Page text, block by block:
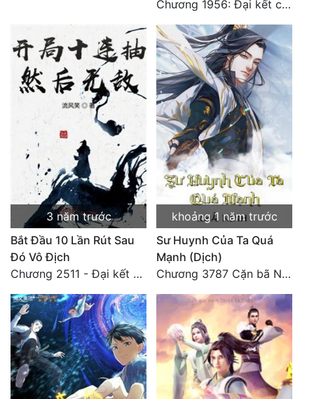
Truyện Nữ
Vô Địch Lưu
Xây Dựng Thế Lực
Đam Mỹ
Đẹp Hiệp
Tính Cách Nhân Vật :
Cơ Trí
Sát Phạt Quyết Đoán
Vô Sỉ
Điềm Đạm
Chương 1956: Đại kết cục
3 năm trước
Bắt Đầu 10 Lần Rút Sau
Đó Vô Địch
Chương 2511 - Đại kết cục, Phiên ngoại thiên: Chư thiên quy nhất giới, vĩnh hằng thế giới. Hết!
khoảng 1 năm trước
Sư Huynh Của Ta Quá
Mạnh (Dịch)
Chương 3787 Cặn bã Nam Thiên Đạo